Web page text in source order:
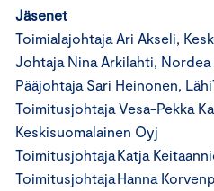
Jäsenet
Toimialajohtaja Ari Akseli,
Johtaja Nina Arkilahti, Nordea
Pääjohtaja Sari Heinonen,
Toimitusjohtaja Vesa-Pekka
Keskisuomalainen Oyj
Toimitusjohtaja Katja
Toimitusjohtaja Hanna